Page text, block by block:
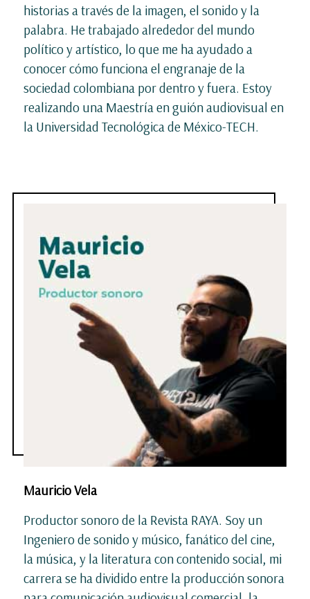
historias a través de la imagen, el sonido y la
palabra. He trabajado alrededor del mundo
político y artístico, lo que me ha ayudado a
conocer cómo funciona el engranaje de la
sociedad colombiana por dentro y fuera. Estoy
realizando una Maestría en guión audiovisual en
la Universidad Tecnológica de México-TECH.
Mauricio Vela
Productor sonoro de la Revista RAYA. Soy un
Ingeniero de sonido y músico, fanático del cine,
la música, y la literatura con contenido social, mi
carrera se ha dividido entre la producción sonora